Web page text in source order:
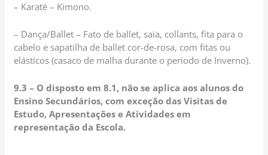
– Karaté – Kimono.
– Dança/Ballet – Fato de ballet, saia, collants, fita para o
cabelo e sapatilha de ballet cor-de-rosa, com fitas ou
elásticos (casaco de malha durante o período de Inverno).
9.3 – O disposto em 8.1, não se aplica aos alunos do
Ensino Secundários, com exceção das Visitas de
Estudo, Apresentações e Atividades em
representação da Escola.